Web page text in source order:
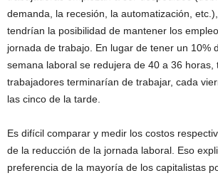
demanda, la recesión, la automatización,
tendrían la posibilidad de mantener los
jornada de trabajo. En lugar de tener un 10%
semana laboral se redujera de 40 a 36 horas,
trabajadores terminarían de trabajar, cada
las cinco de la tarde.
Es difícil comparar y medir los costos
de la reducción de la jornada laboral. Eso
preferencia de la mayoría de los capitalistas